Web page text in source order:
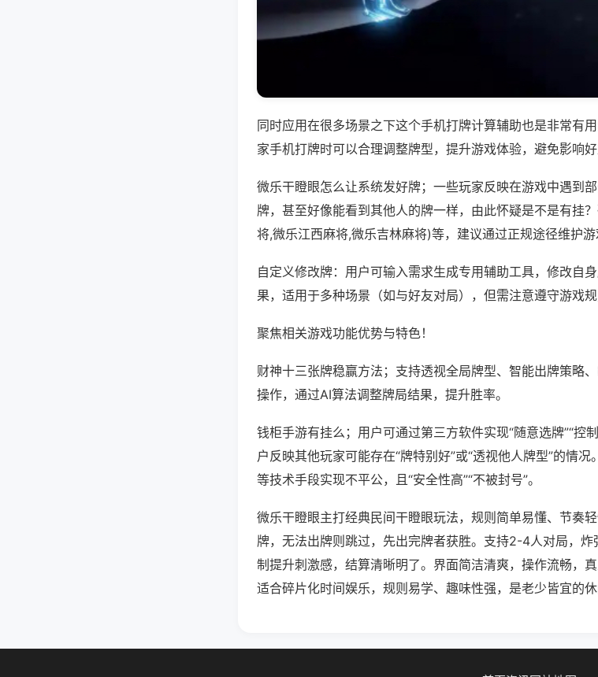
同时应用在很多场景之下这个手机打牌计算辅助也是非常有
家手机打牌时可以合理调整牌型，提升游戏体验，避免影响好
微乐干瞪眼怎么让系统发好牌；一些玩家反映在游戏中遇到
牌，甚至好像能看到其他人的牌一样，由此怀疑是不是有挂
将,微乐江西麻将,微乐吉林麻将)等，建议通过正规途径维护游
自定义修改牌：用户可输入需求生成专用辅助工具，修改自
果，适用于多种场景（如与好友对局），但需注意遵守游戏规
聚焦相关游戏功能优势与特色！
财神十三张牌稳赢方法；支持透视全局牌型、智能出牌策略
操作，通过AI算法调整牌局结果，提升胜率。
钱柜手游有挂么；用户可通过第三方软件实现“随意选牌”“控
户反映其他玩家可能存在“牌特别好”或“透视他人牌型”的情
等技术手段实现不平公，且“安全性高”“不被封号”。
微乐干瞪眼主打经典民间干瞪眼玩法，规则简单易懂、节奏
牌，无法出牌则跳过，先出完牌者获胜。支持2-4人对局，
制提升刺激感，结算清晰明了。界面简洁清爽，操作流畅，
适合碎片化时间娱乐，规则易学、趣味性强，是老少皆宜的休